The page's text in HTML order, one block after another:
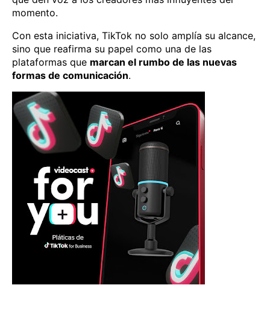
momento.
Con esta iniciativa, TikTok no solo amplía su alcance,
sino que reafirma su papel como una de las
plataformas que marcan el rumbo de las nuevas
formas de comunicación.